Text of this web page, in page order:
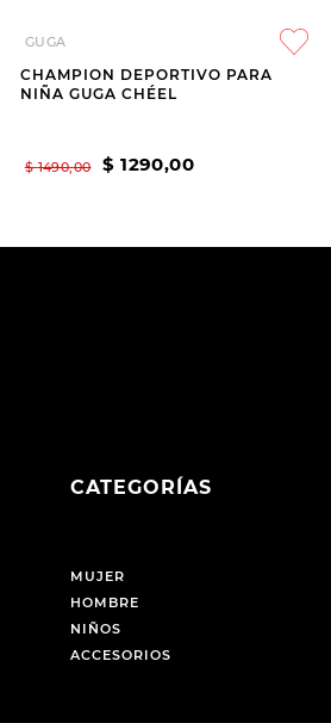
GUGA
CHAMPION DEPORTIVO PARA
NIÑA GUGA CHÉEL
$ 1490,00 $ 1290,00
CATEGORÍAS
MUJER
HOMBRE
NIÑOS
ACCESORIOS